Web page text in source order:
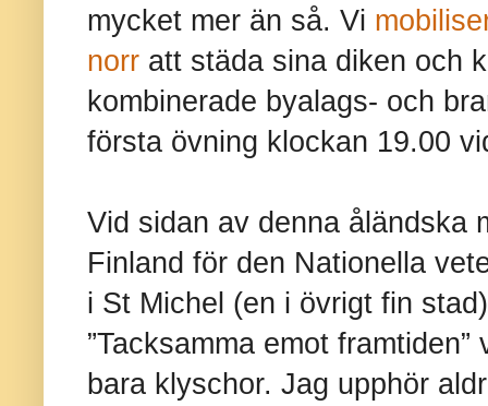
mycket mer än så. Vi
norr att städa sina diken och
kombinerade byalags- och
första övning klockan 19.00
Vid sidan av denna åländska
Finland för den Nationella
i St Michel (en i övrigt fin
”Tacksamma emot
bara klyschor. Jag upphör